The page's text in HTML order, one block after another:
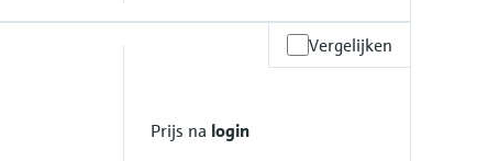
Vergelijken
Prijs na login